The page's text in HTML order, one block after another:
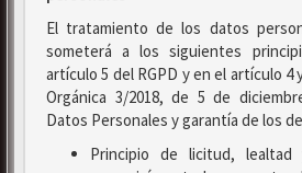
El tratamiento de los datos
someterá a los siguientes
artículo 5 del RGPD y en el artículo
Orgánica 3/2018, de 5 de
Datos Personales y garantía de los
Principio de licitud, lealtad